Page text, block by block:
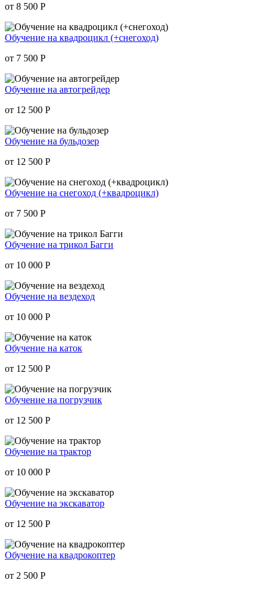
от 8 500 Р
Обучение на квадрoцикл (+снегоход)
от 7 500 Р
Обучение на автогрейдер
от 12 500 Р
Обучение на бульдозер
от 12 500 Р
Обучение на снегоход (+квадроцикл)
от 7 500 Р
Обучение на трикол Багги
от 10 000 Р
Обучение на вездеход
от 10 000 Р
Обучение на каток
от 12 500 Р
Обучение на погрузчик
от 12 500 Р
Обучение на трактор
от 10 000 Р
Обучение на экскаватор
от 12 500 Р
Обучение на квадрокоптер
от 2 500 Р